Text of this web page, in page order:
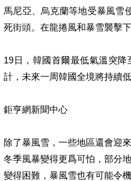
馬尼亞、烏克蘭等地受暴風雪
死街頭。在龍捲風和暴雪襲擊
19日，韓國首爾最低氣溫突
計，未來一周韓國全境將持續低
鉅亨網新聞中心
除了暴風雪，一些地區還會迎
冬季風暴變得更爲可怕，部分
變得困難，暴風雪也有可能令